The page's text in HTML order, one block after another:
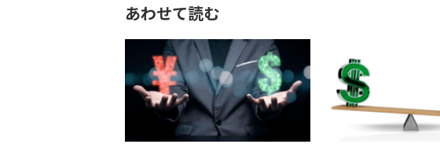
あわせて読む